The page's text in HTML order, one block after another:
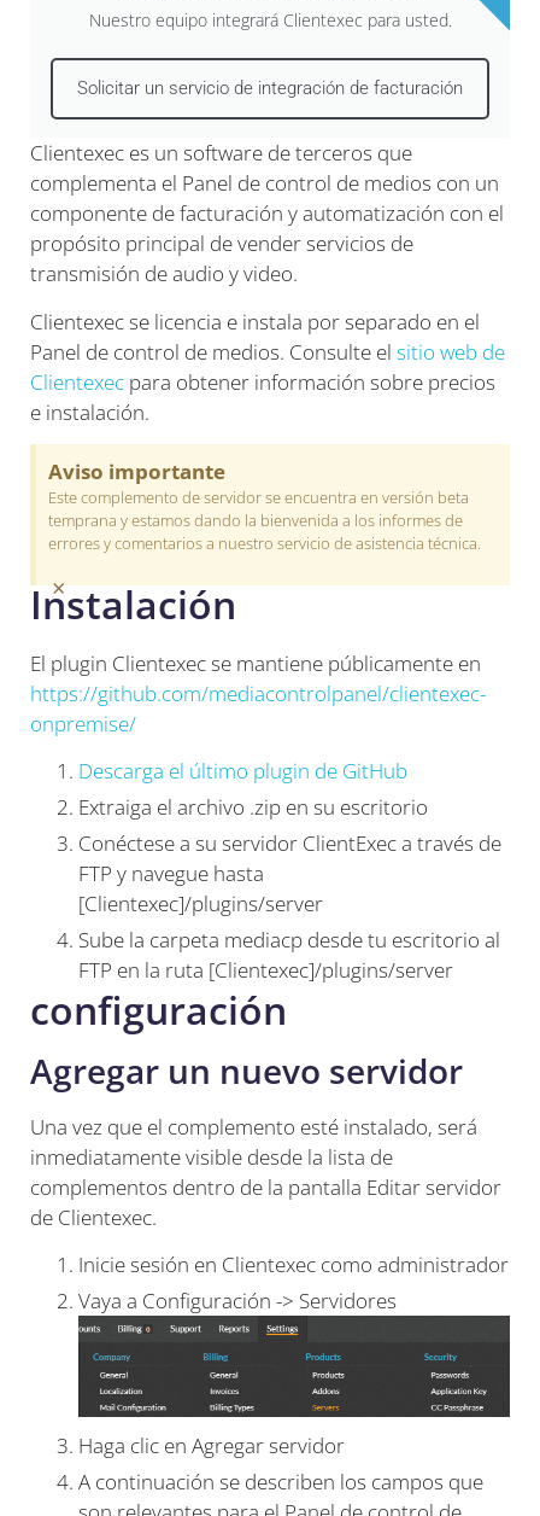
Nuestro equipo integrará Clientexec para usted.
Solicitar un servicio de integración de facturación
Clientexec es un software de terceros que
complementa el Panel de control de medios con un
componente de facturación y automatización con el
propósito principal de vender servicios de
transmisión de audio y video.
Clientexec se licencia e instala por separado en el
Panel de control de medios. Consulte el sitio web de
Clientexec para obtener información sobre precios
e instalación.
Aviso importante
Este complemento de servidor se encuentra en versión beta
temprana y estamos dando la bienvenida a los informes de
errores y comentarios a nuestro servicio de asistencia técnica.
×
Instalación
El plugin Clientexec se mantiene públicamente en
https://github.com/mediacontrolpanel/clientexec-
onpremise/
Descarga el último plugin de GitHub
Extraiga el archivo .zip en su escritorio
Conéctese a su servidor ClientExec a través de
FTP y navegue hasta
[Clientexec]/plugins/server
Sube la carpeta mediacp desde tu escritorio al
FTP en la ruta [Clientexec]/plugins/server
configuración
Agregar un nuevo servidor
Una vez que el complemento esté instalado, será
inmediatamente visible desde la lista de
complementos dentro de la pantalla Editar servidor
de Clientexec.
Inicie sesión en Clientexec como administrador
Vaya a Configuración -> Servidores
Haga clic en Agregar servidor
A continuación se describen los campos que